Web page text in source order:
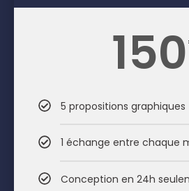
150
5 propositions graphiques
1 échange entre chaque
Conception en 24h